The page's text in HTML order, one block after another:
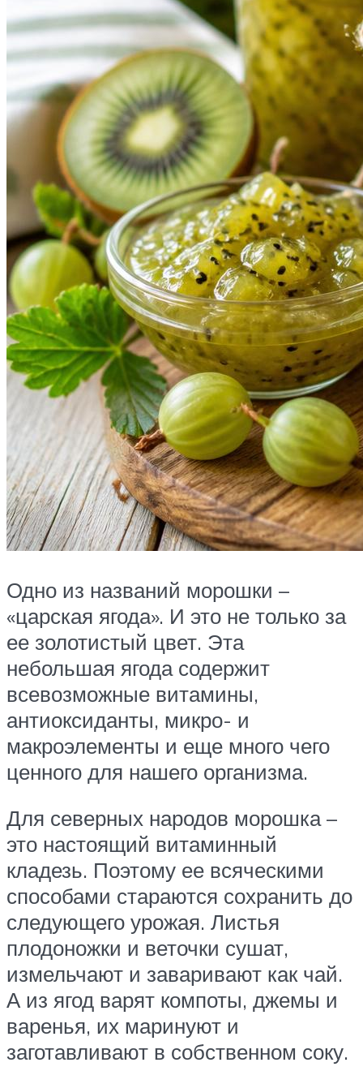
Одно из названий морошки –
«царская ягода». И это не только за
ее золотистый цвет. Эта
небольшая ягода содержит
всевозможные витамины,
антиоксиданты, микро- и
макроэлементы и еще много чего
ценного для нашего организма.
Для северных народов морошка –
это настоящий витаминный
кладезь. Поэтому ее всяческими
способами стараются сохранить до
следующего урожая. Листья
плодоножки и веточки сушат,
измельчают и заваривают как чай.
А из ягод варят компоты, джемы и
варенья, их маринуют и
заготавливают в собственном соку.